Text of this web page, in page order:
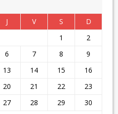
J V S
D
1
2
6 7 8
9
13 14 15
16
20 21 22
23
27 28 29
30